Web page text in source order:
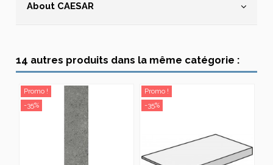
About CAESAR
14 autres produits dans la même catégorie :
Promo !
-35%
Promo !
-35%